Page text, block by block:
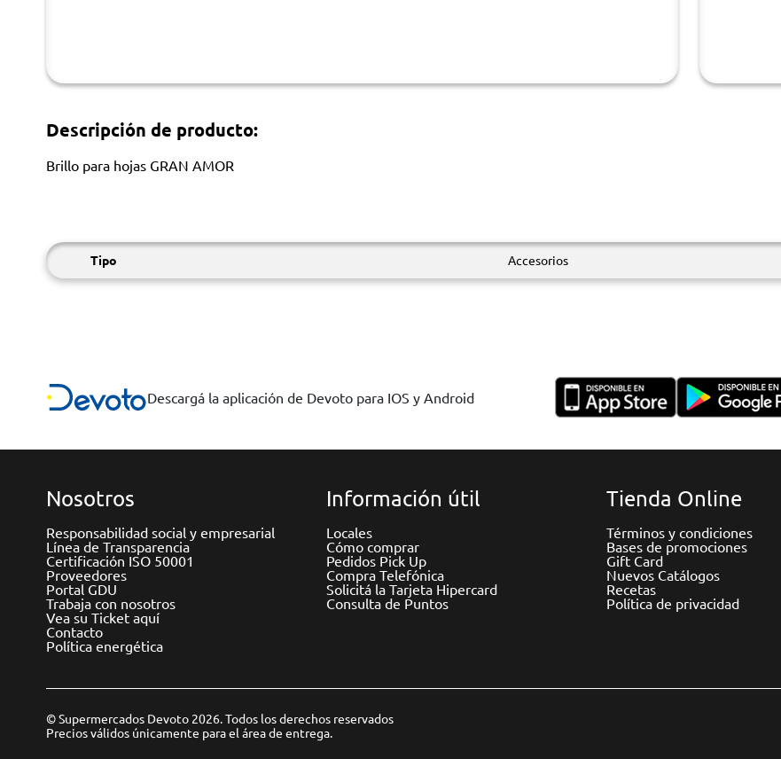
Descripción de producto:
Brillo para hojas GRAN AMOR
Tipo Accesorios
Descargá la aplicación de Devoto para IOS y Android
Nosotros
Responsabilidad social y empresarial
Línea de Transparencia
Certificación ISO 50001
Proveedores
Portal GDU
Trabaja con nosotros
Vea su Ticket aquí
Contacto
Política energética
Información útil
Locales
Cómo comprar
Pedidos Pick Up
Compra Telefónica
Solicitá la Tarjeta Hipercard
Consulta de Puntos
Tienda Online
Términos y condiciones
Bases de promociones
Gift Card
Nuevos Catálogos
Recetas
Política de privacidad
© Supermercados Devoto 2026. Todos los derechos reservados
Precios válidos únicamente para el área de entrega.